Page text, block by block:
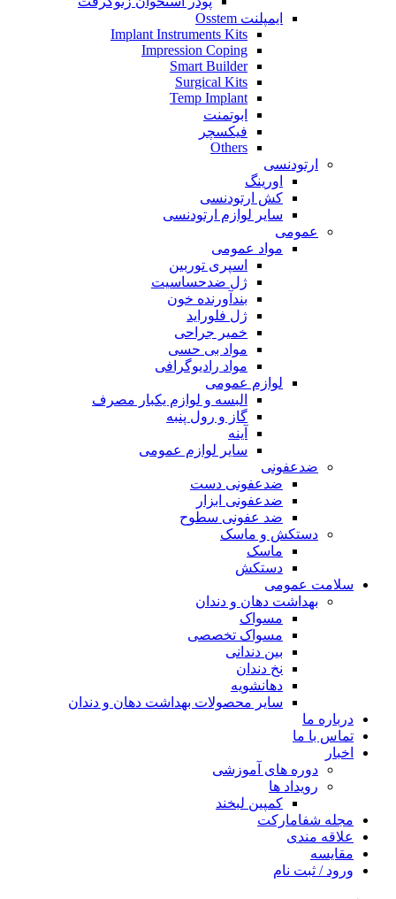
ایمپلنت Osstem
Implant Instruments Kits
Impression Coping
Smart Builder
Surgical Kits
Temp Implant
ابوتمنت
فیکسچر
Others
ارتودنسی
اورینگ
کش ارتودنسی
سایر لوازم ارتودنسی
عمومی
مواد عمومی
اسپری توربین
ژل ضدحساسیت
بندآورنده خون
ژل فلوراید
خمیر جراحی
مواد بی حسی
مواد رادیوگرافی
لوازم عمومی
البسه و لوازم یکبار مصرف
گاز و رول پنبه
آینه
سایر لوازم عمومی
ضدعفونی
ضدعفونی دست
ضدعفونی ابزار
ضد عفونی سطوح
دستکش و ماسک
ماسک
دستکش
سلامت عمومی
بهداشت دهان و دندان
مسواک
مسواک تخصصی
بین دندانی
نخ دندان
دهانشویه
سایر محصولات بهداشت دهان و دندان
درباره ما
تماس با ما
اخبار
دوره های آموزشی
رویداد ها
کمپین لبخند
مجله شفامارکت
علاقه مندی
مقایسه
ورود / ثبت نام